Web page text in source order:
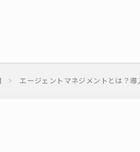
エージェントマネジメントとは？